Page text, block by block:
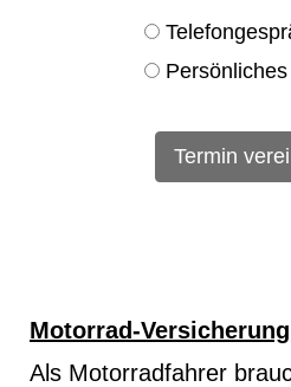
Motorrad-
Als Motorradfahrer